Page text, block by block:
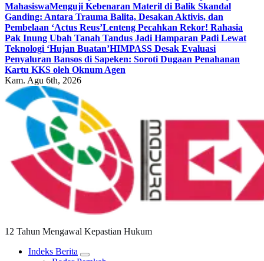
MahasiswaMenguji Kebenaran Materil di Balik Skandal
Ganding: Antara Trauma Balita, Desakan Aktivis, dan
Pembelaan ‘Actus Reus’Lenteng Pecahkan Rekor! Rahasia
Pak Inung Ubah Tanah Tandus Jadi Hamparan Padi Lewat
Teknologi ‘Hujan Buatan’HIMPASS Desak Evaluasi
Penyaluran Bansos di Sapeken: Soroti Dugaan Penahanan
Kartu KKS oleh Oknum Agen
Kam. Agu 6th, 2026
12 Tahun Mengawal Kepastian Hukum
Indeks Berita